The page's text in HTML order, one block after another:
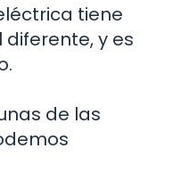
tiene
y es
de las